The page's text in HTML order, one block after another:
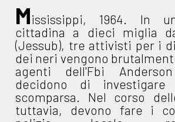
Mississippi, 1964. In
cittadina a dieci miglia
(Jessub), tre attivisti per i
dei neri vengono
agenti dell'Fbi
decidono di investigare
scomparsa. Nel corso
tuttavia, devono fare i